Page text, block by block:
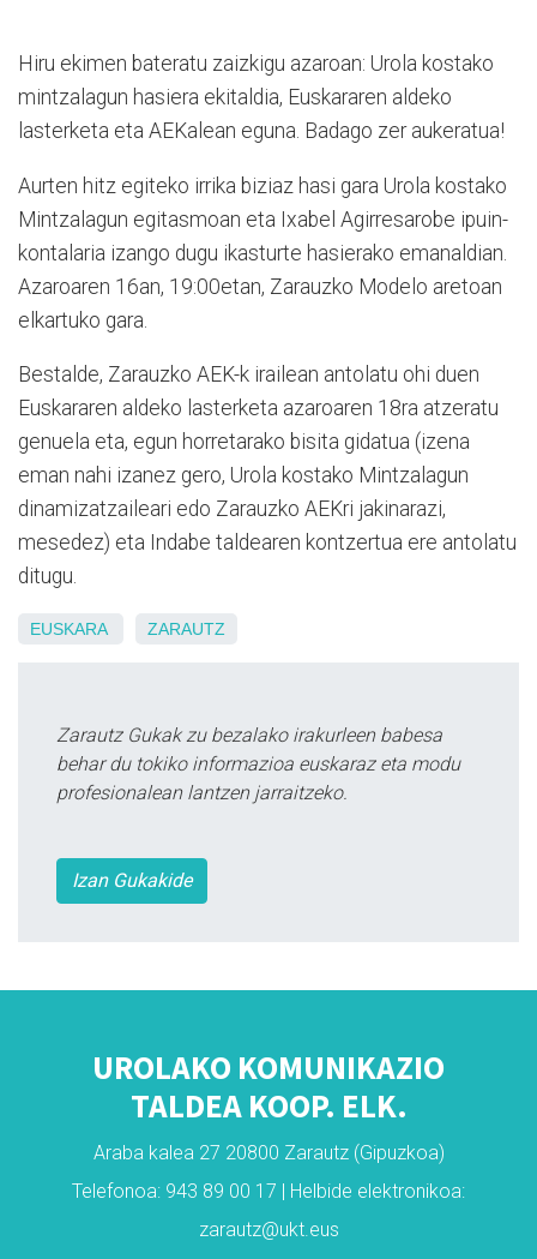
Hiru ekimen bateratu zaizkigu azaroan: Urola kostako
mintzalagun hasiera ekitaldia, Euskararen aldeko
lasterketa eta AEKalean eguna. Badago zer aukeratua!
Aurten hitz egiteko irrika biziaz hasi gara Urola kostako
Mintzalagun egitasmoan eta Ixabel Agirresarobe ipuin-
kontalaria izango dugu ikasturte hasierako emanaldian.
Azaroaren 16an, 19:00etan, Zarauzko Modelo aretoan
elkartuko gara.
Bestalde, Zarauzko AEK-k irailean antolatu ohi duen
Euskararen aldeko lasterketa azaroaren 18ra atzeratu
genuela eta, egun horretarako bisita gidatua (izena
eman nahi izanez gero, Urola kostako Mintzalagun
dinamizatzaileari edo Zarauzko AEKri jakinarazi,
mesedez) eta Indabe taldearen kontzertua ere antolatu
ditugu.
EUSKARA ZARAUTZ
Zarautz Gukak zu bezalako irakurleen babesa
behar du tokiko informazioa euskaraz eta modu
profesionalean lantzen jarraitzeko.
Izan Gukakide
UROLAKO KOMUNIKAZIO
TALDEA KOOP. ELK.
Araba kalea 27 20800 Zarautz (Gipuzkoa)
Telefonoa: 943 89 00 17 | Helbide elektronikoa:
zarautz@ukt.eus